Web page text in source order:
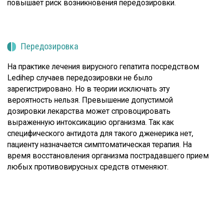
повышает риск возникновения передозировки.
Передозировка
На практике лечения вирусного гепатита посредством
Ledihep случаев передозировки не было
зарегистрировано. Но в теории исключать эту
вероятность нельзя. Превышение допустимой
дозировки лекарства может спровоцировать
выраженную интоксикацию организма. Так как
специфического антидота для такого дженерика нет,
пациенту назначается симптоматическая терапия. На
время восстановления организма пострадавшего прием
любых противовирусных средств отменяют.